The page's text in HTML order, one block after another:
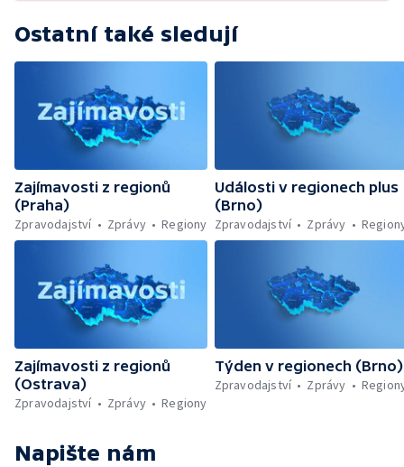
Ostatní také sledují
Zajímavosti z regionů
(Praha)
Zpravodajství
Zprávy Regiony
Události v regionech plus
(Brno)
Zpravodajství
Zprávy
Zajímavosti z regionů
(Ostrava)
Zpravodajství
Zprávy Regiony
Týden v regionech (Brno)
Zpravodajství
Zprávy
Napište nám